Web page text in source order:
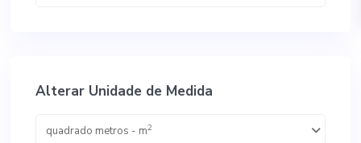
Alterar Unidade de Medida
quadrado metros - m2